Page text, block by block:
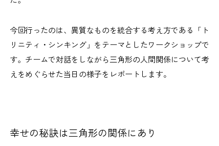
今回行ったのは、異質なものを統合する考え方である「ト
リニティ・シンキング」をテーマとしたワークショップで
す。チームで対話をしながら三角形の人間関係について考
えをめぐらせた当日の様子をレポートします。
幸せの秘訣は三角形の関係にあり